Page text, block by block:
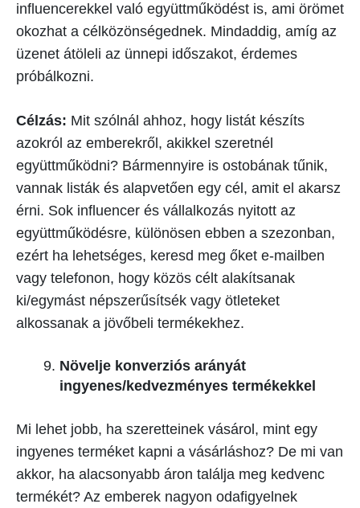
influencerekkel való együttműködést is, ami örömet
okozhat a célközönségednek. Mindaddig, amíg az
üzenet átöleli az ünnepi időszakot, érdemes
próbálkozni.
Célzás: Mit szólnál ahhoz, hogy listát készíts
azokról az emberekről, akikkel szeretnél
együttműködni? Bármennyire is ostobának tűnik,
vannak listák és alapvetően egy cél, amit el akarsz
érni. Sok influencer és vállalkozás nyitott az
együttműködésre, különösen ebben a szezonban,
ezért ha lehetséges, keresd meg őket e-mailben
vagy telefonon, hogy közös célt alakítsanak
ki/egymást népszerűsítsék vagy ötleteket
alkossanak a jövőbeli termékekhez.
Növelje konverziós arányát
ingyenes/kedvezményes termékekkel
Mi lehet jobb, ha szeretteinek vásárol, mint egy
ingyenes terméket kapni a vásárláshoz? De mi van
akkor, ha alacsonyabb áron találja meg kedvenc
termékét? Az emberek nagyon odafigyelnek